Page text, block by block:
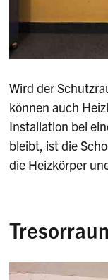
Wird der
können auch
Installation bei
bleibt, ist die
die Heizkörper